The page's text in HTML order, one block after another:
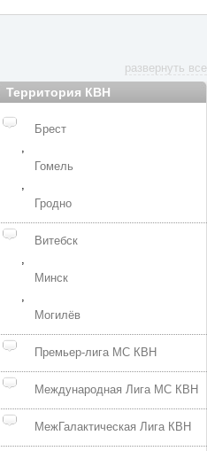
развернуть все
Территория КВН
Брест
Гомель
Гродно
Витебск
Минск
Могилёв
Премьер-лига МС КВН
Международная Лига МС КВН
МежГалактическая Лига КВН